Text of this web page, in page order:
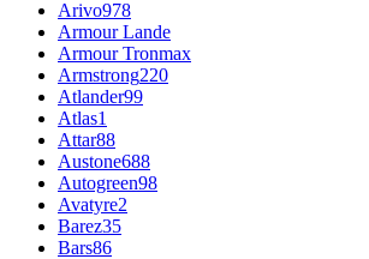
Arivo978
Armour Lande
Armour Tronmax
Armstrong220
Atlander99
Atlas1
Attar88
Austone688
Autogreen98
Avatyre2
Barez35
Bars86